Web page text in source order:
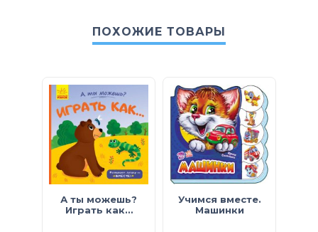
ПОХОЖИЕ ТОВАРЫ
А ты можешь?
Играть как…
Учимся вместе.
Машинки